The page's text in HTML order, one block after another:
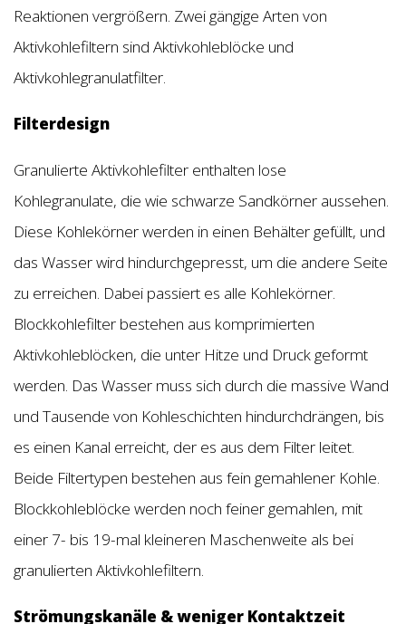
Reaktionen vergrößern. Zwei gängige Arten von
Aktivkohlefiltern sind Aktivkohleblöcke und
Aktivkohlegranulatfilter.
Filterdesign
Granulierte Aktivkohlefilter enthalten lose
Kohlegranulate, die wie schwarze Sandkörner aussehen.
Diese Kohlekörner werden in einen Behälter gefüllt, und
das Wasser wird hindurchgepresst, um die andere Seite
zu erreichen. Dabei passiert es alle Kohlekörner.
Blockkohlefilter bestehen aus komprimierten
Aktivkohleblöcken, die unter Hitze und Druck geformt
werden. Das Wasser muss sich durch die massive Wand
und Tausende von Kohleschichten hindurchdrängen, bis
es einen Kanal erreicht, der es aus dem Filter leitet.
Beide Filtertypen bestehen aus fein gemahlener Kohle.
Blockkohleblöcke werden noch feiner gemahlen, mit
einer 7- bis 19-mal kleineren Maschenweite als bei
granulierten Aktivkohlefiltern.
Strömungskanäle & weniger Kontaktzeit